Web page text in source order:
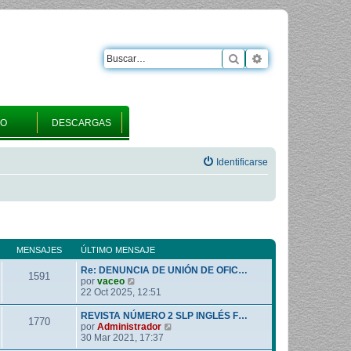
DESCARGAS
Buscar Búsqueda
Identificarse
MENSAJES ÚLTIMO MENSAJE
1591
Re: DENUNCIA DE UNIÓN DE OFIC…
por vaceo
e
r
ú
l
22 Oct 2025, 12:51
1770
REVISTA NÚMERO 2 SLP INGLÉS F…
por Administrador
r
30 Mar 2021, 17:37